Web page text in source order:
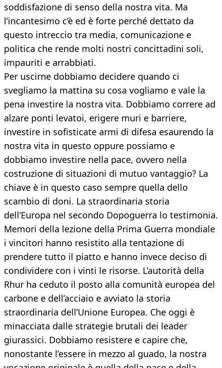
soddisfazione di senso della nostra vita. Ma
l’incantesimo c’è ed è forte perché dettato da
questo intreccio tra media, comunicazione e
politica che rende molti nostri concittadini soli,
impauriti e arrabbiati.
Per uscirne dobbiamo decidere quando ci
svegliamo la mattina su cosa vogliamo e vale la
pena investire la nostra vita. Dobbiamo correre ad
alzare ponti levatoi, erigere muri e barriere,
investire in sofisticate armi di difesa esaurendo la
nostra vita in questo oppure possiamo e
dobbiamo investire nella pace, ovvero nella
costruzione di situazioni di mutuo vantaggio? La
chiave è in questo caso sempre quella dello
scambio di doni. La straordinaria storia
dell’Europa nel secondo Dopoguerra lo testimonia.
Memori della lezione della Prima Guerra mondiale
i vincitori hanno resistito alla tentazione di
prendere tutto il piatto e hanno invece deciso di
condividere con i vinti le risorse. L’autorità della
Rhur ha ceduto il posto alla comunità europea del
carbone e dell’acciaio e avviato la storia
straordinaria dell’Unione Europea. Che oggi è
minacciata dalle strategie brutali dei leader
giurassici. Dobbiamo resistere e capire che,
nonostante l’essere in mezzo al guado, la nostra